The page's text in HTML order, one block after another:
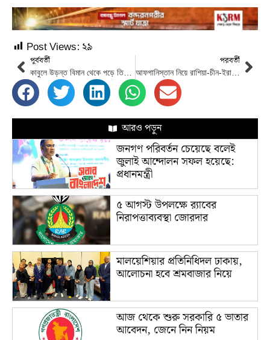
Post Views: ২৯
পূর্ববর্তী
কাবুলে উড়ন্ত বিমান থেকে পড়ে তিন জন নিহত
পরবর্তী
আফগানিস্তান নিয়ে রাশিয়া-চীন-ইরান যা বলছে
আরও পড়ুন
জনগণ পরিবর্তন চেয়েছে বলেই
জুলাই আন্দোলন সফল হয়েছে:
প্রধানমন্ত্রী
৫ আগস্ট উপলক্ষে র‌্যাবের
নিরাপত্তাব্যবস্থা জোরদার
মালয়েশিয়ার প্রতিনিধিদল ঢাকায়,
আলোচনা হবে শ্রমবাজার নিয়ে
আজ থেকে শুরু সরকারি ৫ ভাতার
আবেদন, জেনে নিন নিয়ম